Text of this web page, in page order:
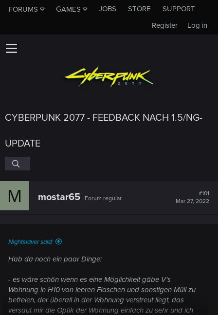
FORUMS GAMES JOBS STORE
SUPPORT
Log in
Register
CYBERPUNK 2077 - FEEDBACK NACH 1.5/NG-
UPDATE
M mostar65 Forum regular
#101
Mar 27, 2022
Nightslaver said:
Hab da noch ein paar Dinge:
- es wäre schön wenn es eine Möglichkeit gäbe V's
Wohnung in H10 von leeren Flaschen und sonstigen Müll zu
befreien, der überall in der Wohnung verstreut liegt, das
versaut mir die Optik der Wohnung einfach zu sehr und ich